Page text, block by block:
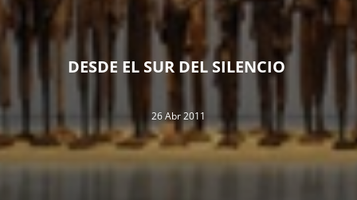
DESDE EL SUR DEL SILENCIO
26 Abr 2011